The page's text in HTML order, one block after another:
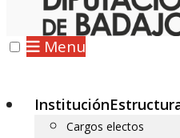
Menu
Institución
Cargos electos